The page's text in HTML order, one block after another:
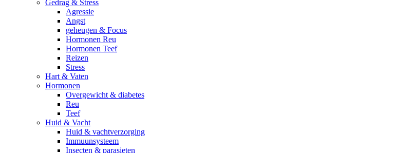
Gedrag & Stress
Agressie
Angst
geheugen & Focus
Hormonen Reu
Hormonen Teef
Reizen
Stress
Hart & Vaten
Hormonen
Overgewicht & diabetes
Reu
Teef
Huid & Vacht
Huid & vachtverzorging
Immuunsysteem
Insecten & parasieten